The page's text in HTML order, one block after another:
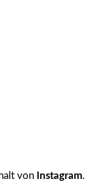
von Instagram.